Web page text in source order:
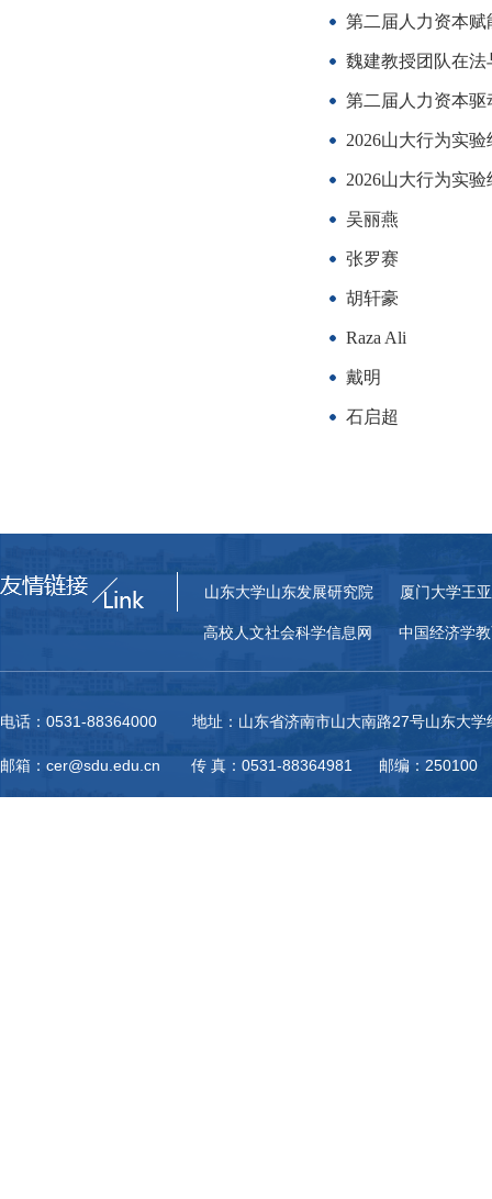
第二届人力资本
魏建教授团队在
第二届人力资本
2026山大行为实
2026山大行为实
吴丽燕
张罗赛
胡轩豪
Raza Ali
戴明
石启超
山东大学山东发展研究院 厦门大学王
高校人文社会科学信息网 中国经济学
电话：0531-88364000 地址：山东省济南市山大南路27号山东大学
邮箱：cer@sdu.edu.cn 传 真：0531-88364981 邮编：250100